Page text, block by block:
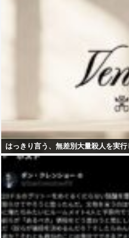
はっきり言う、無差別大量殺人を実行